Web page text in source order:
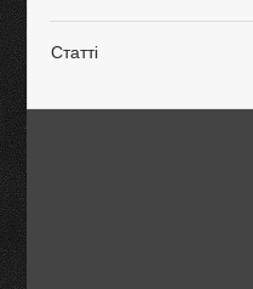
Статті